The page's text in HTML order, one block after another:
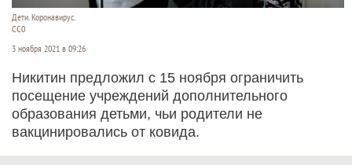
Дети. Коронавирус.
CC0
3 ноября 2021 в 09:26
Никитин предложил с 15 ноября ограничить
посещение учреждений дополнительного
образования детьми, чьи родители не
вакцинировались от ковида.